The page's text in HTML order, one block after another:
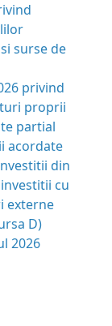
surse de
privind
proprii
partial
acordate
din
cu
externe
D)
2026